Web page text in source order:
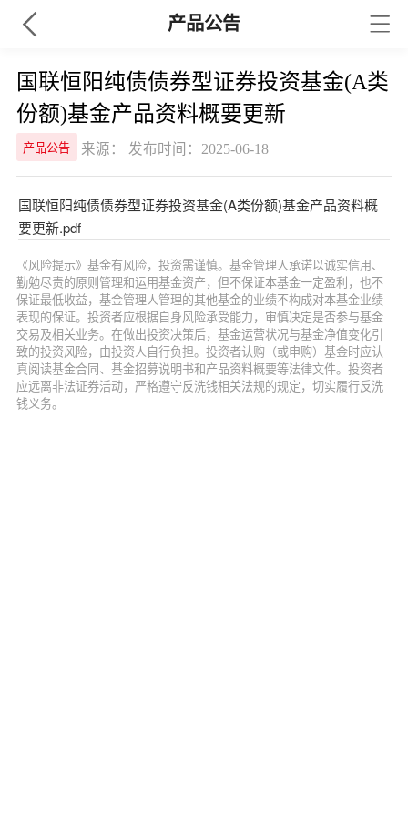
产品公告
国联恒阳纯债债券型证券投资基金(A类
份额)基金产品资料概要更新
产品公告 来源： 发布时间：2025-06-18
国联恒阳纯债债券型证券投资基金(A类份额)基金产品资料概
要更新.pdf
《风险提示》基金有风险，投资需谨慎。基金管理人承诺以诚实信用、
勤勉尽责的原则管理和运用基金资产，但不保证本基金一定盈利，也不
保证最低收益，基金管理人管理的其他基金的业绩不构成对本基金业绩
表现的保证。投资者应根据自身风险承受能力，审慎决定是否参与基金
交易及相关业务。在做出投资决策后，基金运营状况与基金净值变化引
致的投资风险，由投资人自行负担。投资者认购（或申购）基金时应认
真阅读基金合同、基金招募说明书和产品资料概要等法律文件。投资者
应远离非法证券活动，严格遵守反洗钱相关法规的规定，切实履行反洗
钱义务。